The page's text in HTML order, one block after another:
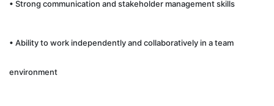
• Strong communication and stakeholder management skills
• Ability to work independently and collaboratively in a team
environment